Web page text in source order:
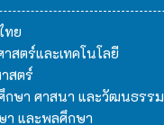
ทย
สตร์และเทคโนโลยี
สตร์
กษา ศาสนา และวัฒนธรรม
า และพลศึกษา